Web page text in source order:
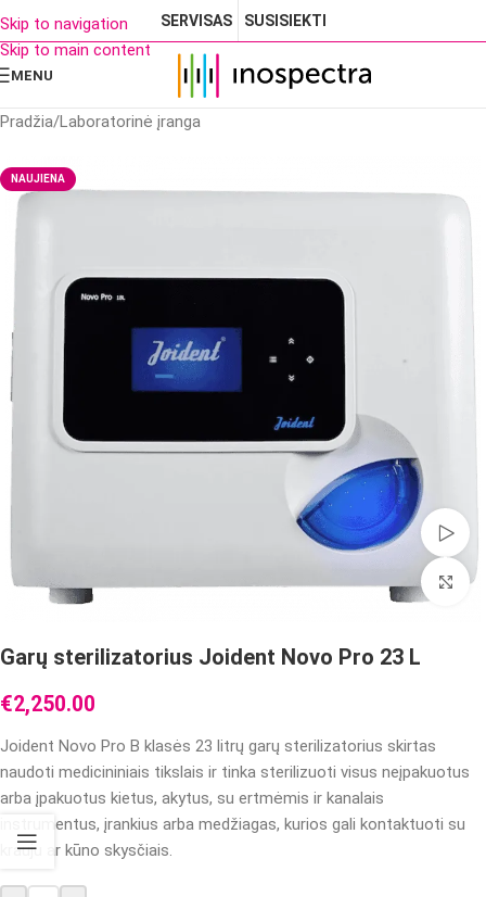
Skip to navigation
Skip to main content
SERVISAS SUSISIEKTI
MENU
Pradžia/Laboratorinė įranga
NAUJIENA
Garų sterilizatorius Joident Novo Pro 23 L
€2,250.00
Joident Novo Pro B klasės 23 litrų garų sterilizatorius skirtas
naudoti medicininiais tikslais ir tinka sterilizuoti visus neįpakuotus
arba įpakuotus kietus, akytus, su ertmėmis ir kanalais
instrumentus, įrankius arba medžiagas, kurios gali kontaktuoti su
krauju ar kūno skysčiais.